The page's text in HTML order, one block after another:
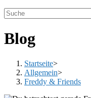
Blog
Startseite>
Allgemein>
Freddy & Friends